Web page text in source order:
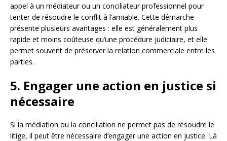
appel à un médiateur ou un conciliateur professionnel pour
tenter de résoudre le conflit à l’amiable. Cette démarche
présente plusieurs avantages : elle est généralement plus
rapide et moins coûteuse qu’une procédure judiciaire, et elle
permet souvent de préserver la relation commerciale entre les
parties.
5. Engager une action en justice si
nécessaire
Si la médiation ou la conciliation ne permet pas de résoudre le
litige, il peut être nécessaire d’engager une action en justice. Là